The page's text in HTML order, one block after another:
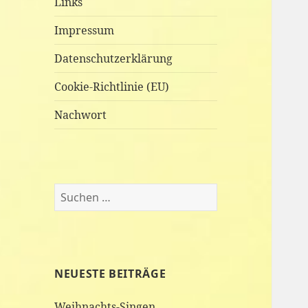
Impressum
Datenschutzerklärung
Cookie-Richtlinie (EU)
Nachwort
Suchen
nach:
NEUESTE BEITRÄGE